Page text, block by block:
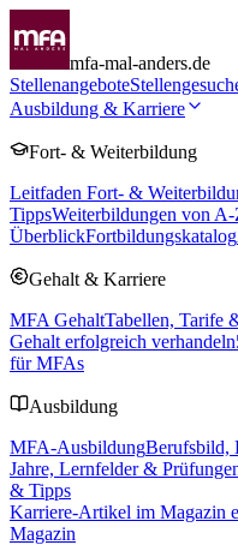
mfa-mal-anders.de
Stellenangebote
Ausbildung & Karriere
Fort- & Weiterbildung
Leitfaden Fort- &
TippsWeiterbildungen von A-
ÜberblickFortbildungskatalog
Gehalt & Karriere
MFA GehaltTabellen, Tarife
Gehalt erfolgreich verhandeln
für MFAs
Ausbildung
MFA-AusbildungBerufsbild,
Jahre, Lernfelder &
& Tipps
Karriere-Artikel im Magazin
Magazin